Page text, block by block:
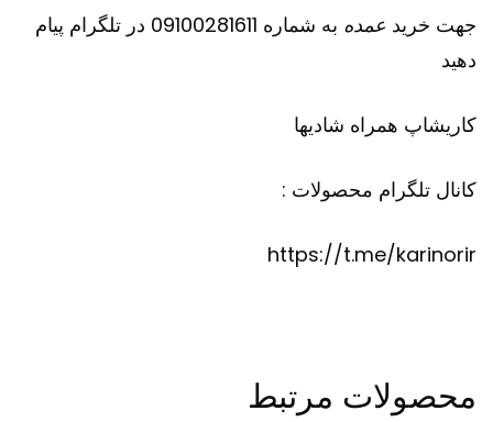
جهت خرید عمده
به شماره 09100281611 در تلگرام پیام
دهید
کاریشاپ همراه شادیها
کانال تلگرام محصولات :
https://t.me/karinorir
محصولات مرتبط